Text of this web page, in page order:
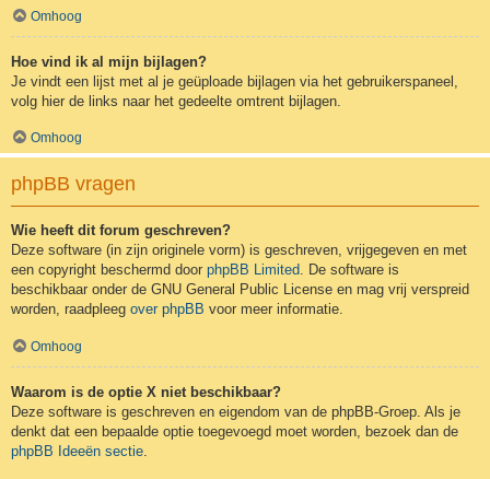
Omhoog
Hoe vind ik al mijn bijlagen?
Je vindt een lijst met al je geüploade bijlagen via het gebruikerspaneel,
volg hier de links naar het gedeelte omtrent bijlagen.
Omhoog
phpBB vragen
Wie heeft dit forum geschreven?
Deze software (in zijn originele vorm) is geschreven, vrijgegeven en met
een copyright beschermd door phpBB Limited. De software is
beschikbaar onder de GNU General Public License en mag vrij verspreid
worden, raadpleeg over phpBB voor meer informatie.
Omhoog
Waarom is de optie X niet beschikbaar?
Deze software is geschreven en eigendom van de phpBB-Groep. Als je
denkt dat een bepaalde optie toegevoegd moet worden, bezoek dan de
phpBB Ideeën sectie.